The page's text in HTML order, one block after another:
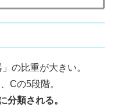
の比重が大きい。
Cの5段階。
分類される。